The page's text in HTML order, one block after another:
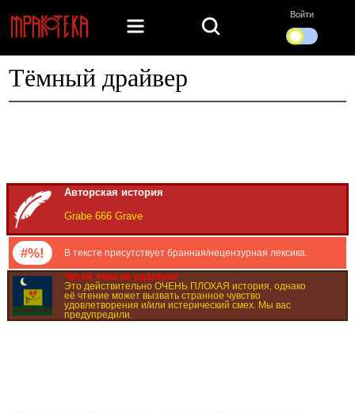
Войти
Тёмный драйвер
Авторская история
Grabe 666 Grave
#%! В тексте присутствует бранная/нецензурная лексика.
Читай, пока не удалили!
Это действительно ОЧЕНЬ ПЛОХАЯ история, однако
её чтение может вызвать странное чувство
удовлетворения и/или истерический смех. Мы вас
предупредили.